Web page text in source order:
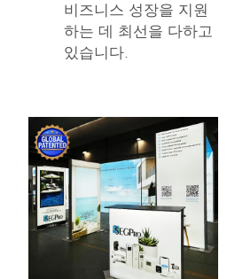
비즈니스 성장을 지원
하는 데 최선을 다하고
있습니다.